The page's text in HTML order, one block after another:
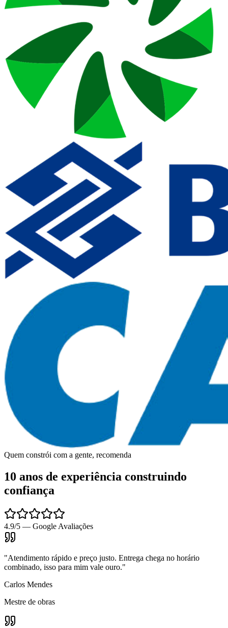
Quem constrói com a gente, recomenda
10 anos de experiência construindo
confiança
4.9/5 — Google Avaliações
"Atendimento rápido e preço justo. Entrega chega no horário
combinado, isso para mim vale ouro."
Carlos Mendes
Mestre de obras